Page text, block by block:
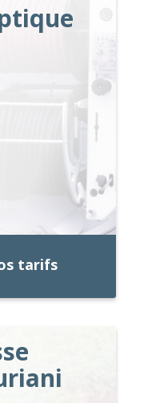
tarifs